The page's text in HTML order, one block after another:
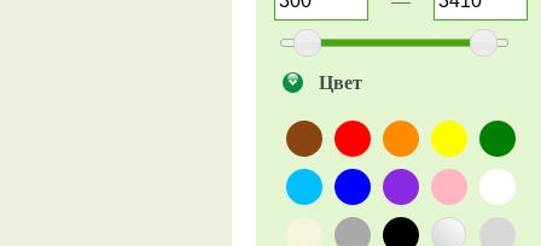
стульев
комплект табуретов
комплект шезлонгов
Цвет